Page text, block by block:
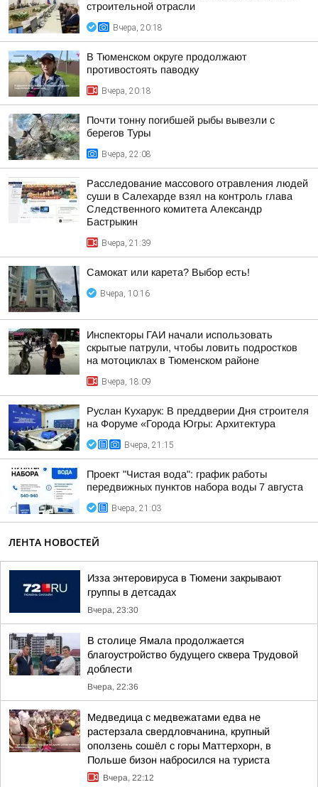
строительной отрасли
Вчера, 20:18
В Тюменском округе продолжают
противостоять паводку
Вчера, 20:18
Почти тонну погибшей рыбы вывезли с
берегов Туры
Вчера, 22:08
Расследование массового отравления людей
суши в Салехарде взял на контроль глава
Следственного комитета Александр
Бастрыкин
Вчера, 21:39
Самокат или карета? Выбор есть!
Вчера, 10:16
Инспекторы ГАИ начали использовать
скрытые патрули, чтобы ловить подростков
на мотоциклах в Тюменском районе
Вчера, 18:09
Руслан Кухарук: В преддверии Дня строителя
на Форуме «Города Югры: Архитектура
Вчера, 21:15
Проект "Чистая вода": график работы
передвижных пунктов набора воды 7 августа
Вчера, 21:03
ЛЕНТА НОВОСТЕЙ
Изза энтеровируса в Тюмени закрывают
группы в детсадах
Вчера, 23:30
В столице Ямала продолжается
благоустройство будущего сквера Трудовой
доблести
Вчера, 22:36
Медведица с медвежатами едва не
растерзала свердловчанина, крупный
оползень сошёл с горы Маттерхорн, в
Польше бизон набросился на туриста
Вчера, 22:12